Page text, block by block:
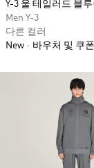
Y-3 울 테일러드 블
Men Y-3
다른 컬러
New
바우처 및 쿠